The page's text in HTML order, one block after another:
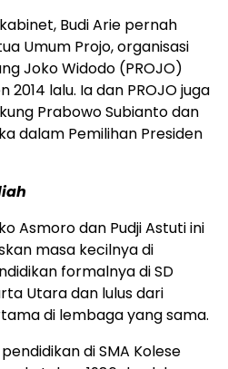
Budi Arie pernah
Umum Projo, organisasi
Joko Widodo (PROJO)
2014 lalu. Ia dan PROJO juga
Prabowo Subianto dan
dalam Pemilihan Presiden
Asmoro dan Pudji Astuti ini
masa kecilnya di
formalnya di SD
Utara dan lulus dari
di lembaga yang sama.
di SMA Kolese